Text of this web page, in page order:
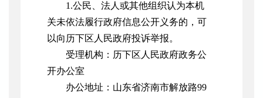
1.公民、法人或其他组织认为本机
关未依法履行政府信息公开义务的，可
以向历下区人民政府投诉举报。
受理机构：历下区人民政府政务公
开办公室
办公地址：山东省济南市解放路99